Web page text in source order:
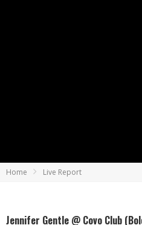
Home Live Report
Jennifer Gentle @ Covo Club